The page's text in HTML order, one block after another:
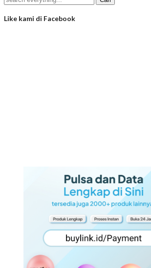
Like kami di Facebook